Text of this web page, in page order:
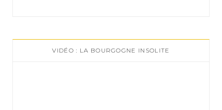
VIDÉO : LA BOURGOGNE INSOLITE